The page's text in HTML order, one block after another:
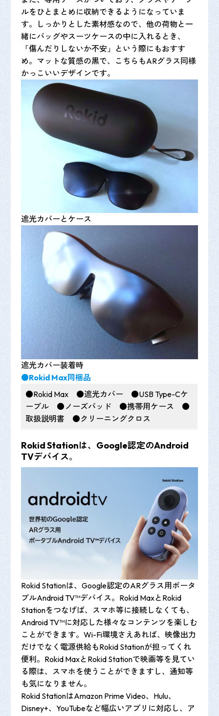
ルをひとまとめに収納できるようになっていま
す。しっかりとした素材感なので、他の荷物と一
緒にバッグやスーツケースの中に入れるとき、
「傷んだりしないか不安」という際にもおすす
め。マットな質感の黒で、こちらもARグラス同様
かっこいいデザインです。
遮光カバーとケース
遮光カバー装着時
●Rokid Max同梱品
●Rokid Max ●遮光カバー ●USB Type-Cケ
ーブル ●ノーズパッド ●携帯用ケース ●
取扱説明書 ●クリーニングクロス
Rokid Stationは、Google認定のAndroid
TVデバイス。
Rokid Stationは、Google認定のARグラス用ポータ
ブルAndroid TV™デバイス。Rokid MaxとRokid
Stationをつなげば、スマホ等に接続しなくても、
Android TV™に対応した様々なコンテンツを楽しむ
ことができます。Wi-Fi環境さえあれば、映像出力
だけでなく電源供給もRokid Stationが担ってくれ
便利。Rokid MaxとRokid Stationで映画等を見てい
る際は、スマホを使うことができますし、通知等
も気になりません。
Rokid StationはAmazon Prime Video、Hulu、
Disney+、YouTubeなど幅広いアプリに対応し、ア